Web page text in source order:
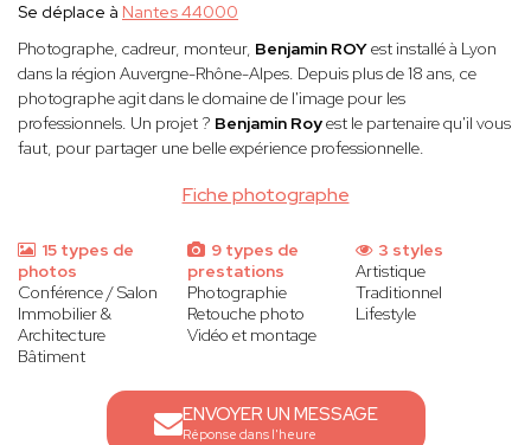
Fiche photographe
Se déplace à Nantes 44000
Photographe, cadreur, monteur, Benjamin ROYest installé à Lyon
dans la région Auvergne-Rhône-Alpes. Depuis plus de 18 ans, ce
photographe agit dans le domaine de l'image pour les
professionnels. Un projet ? Benjamin Royest le partenaire qu'il vous
faut, pour partager une belle expérience professionnelle.
15 types de
photos
Conférence / Salon
Immobilier &
Architecture
Bâtiment
9 types de
prestations
Photographie
Retouche photo
Vidéo et montage
3 styles
Artistique
Traditionnel
Lifestyle
ENVOYER UN MESSAGE
Réponse dans l'heure